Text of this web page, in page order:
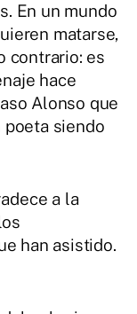
En un mundo
matarse,
contrario: es
hace
Alonso que
poeta siendo
a la
han asistido.